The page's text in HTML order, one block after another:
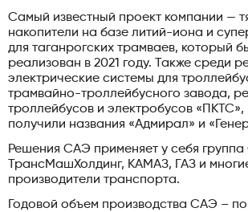
Самый известный проект компании —
накопители на базе литий-иона и
для таганрогских трамваев, который
реализован в 2021 году. Также среди
электрические системы для
трамвайно-троллейбусного завода,
троллейбусов и электробусов «ПКТС»,
получили названия «Адмирал» и
Решения САЭ применяет у себя
ТрансМашХолдинг, КАМАЗ, ГАЗ и
производители транспорта.
Годовой объем производства САЭ –